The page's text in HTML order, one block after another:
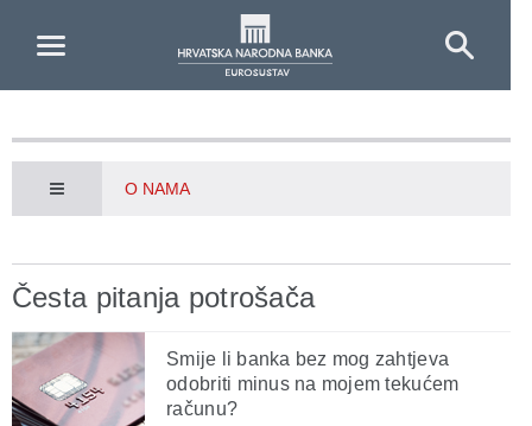
O NAMA
Česta pitanja potrošača
Smije li banka bez mog zahtjeva
odobriti minus na mojem tekućem
računu?